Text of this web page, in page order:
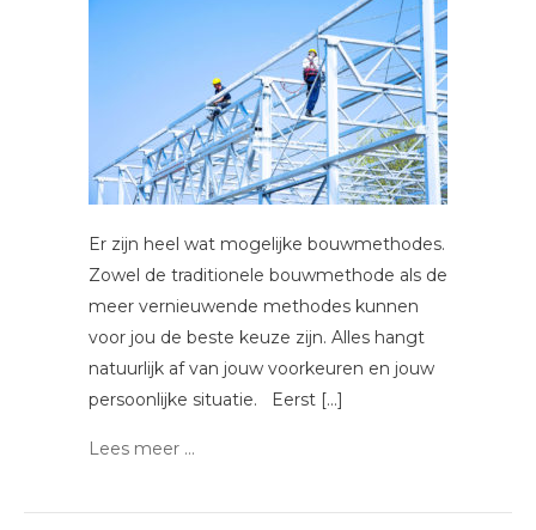
Er zijn heel wat mogelijke bouwmethodes.
Zowel de traditionele bouwmethode als de
meer vernieuwende methodes kunnen
voor jou de beste keuze zijn. Alles hangt
natuurlijk af van jouw voorkeuren en jouw
persoonlijke situatie. Eerst […]
Lees meer ...